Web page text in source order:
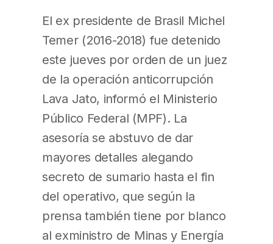
El ex presidente de Brasil Michel
Temer (2016-2018) fue detenido
este jueves por orden de un juez
de la operación anticorrupción
Lava Jato, informó el Ministerio
Público Federal (MPF). La
asesoría se abstuvo de dar
mayores detalles alegando
secreto de sumario hasta el fin
del operativo, que según la
prensa también tiene por blanco
al exministro de Minas y Energía